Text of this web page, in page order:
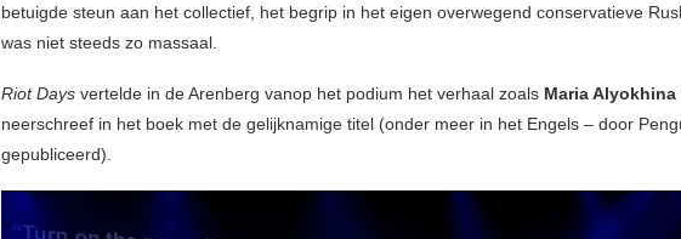
betuigde steun aan het collectief, het begrip in het eigen overwegend conservatieve
was niet steeds zo massaal.
Riot Days vertelde in de Arenberg vanop het podium het verhaal zoals Maria Alyokhina
neerschreef in het boek met de gelijknamige titel (onder meer in het Engels – door
gepubliceerd).